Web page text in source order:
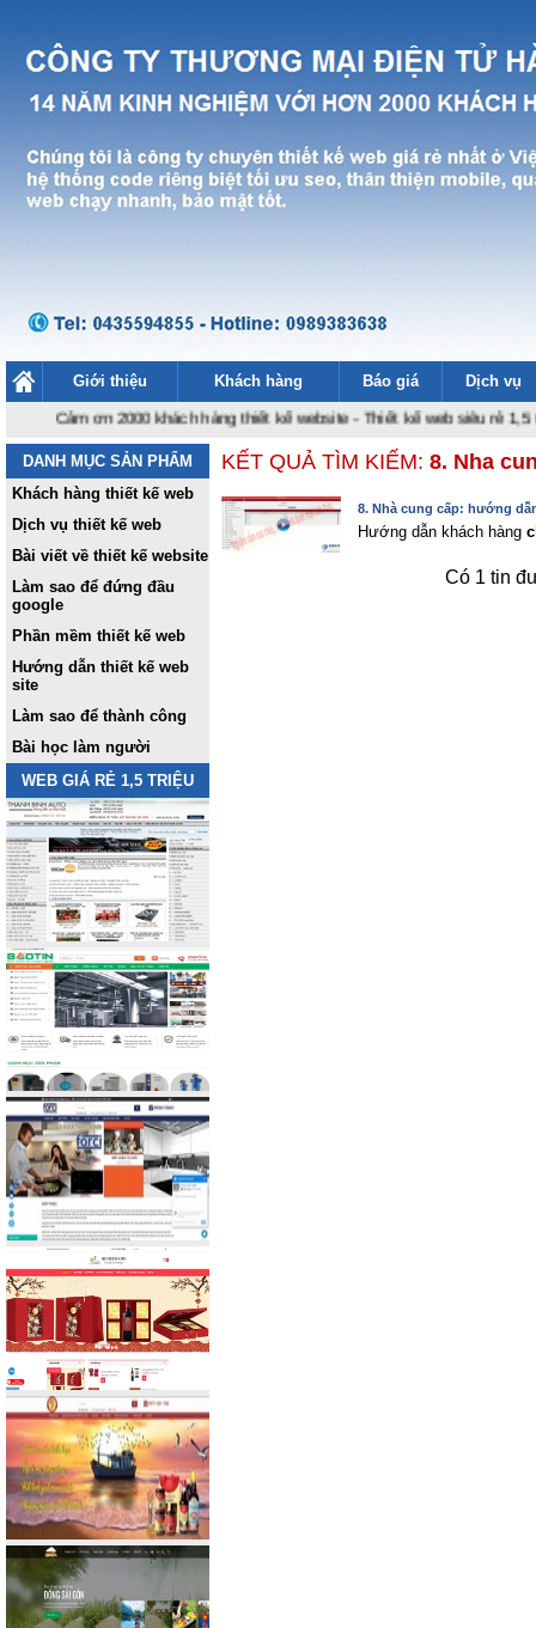
Giới thiệu Khách hàng Báo giá Dịch vụ
Cảm ơn 2000 khách hàng thiết kế website-Thiết kế web siêu rẻ 1,5 tr-
DANH MỤC SẢN PHẨM
Khách hàng thiết kế web
Dịch vụ thiết kế web
Bài viết về thiết kế website
Làm sao để đứng đầu
google
Phần mềm thiết kế web
Hướng dẫn thiết kế web
site
Làm sao để thành công
Bài học làm người
WEB GIÁ RẺ 1,5 TRIỆU
KẾT QUẢ TÌM KIẾM: 8. Nha
8. Nhà cung cấp: hướng
Hướng dẫn khách hàng
Có 1 tin